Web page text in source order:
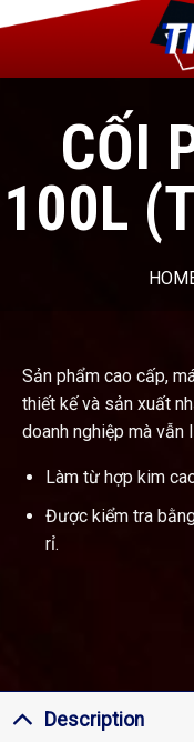
CỐI
100L
Sản phẩm cao cấp,
thiết kế và sản xuất
doanh nghiệp mà vẫn
Làm từ hợp kim
Được kiểm tra
rỉ.
Description